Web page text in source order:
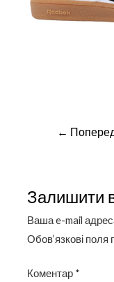
Навігація
←
Залишити
Ваша e-mail
Обов’язкові поля
Коментар *